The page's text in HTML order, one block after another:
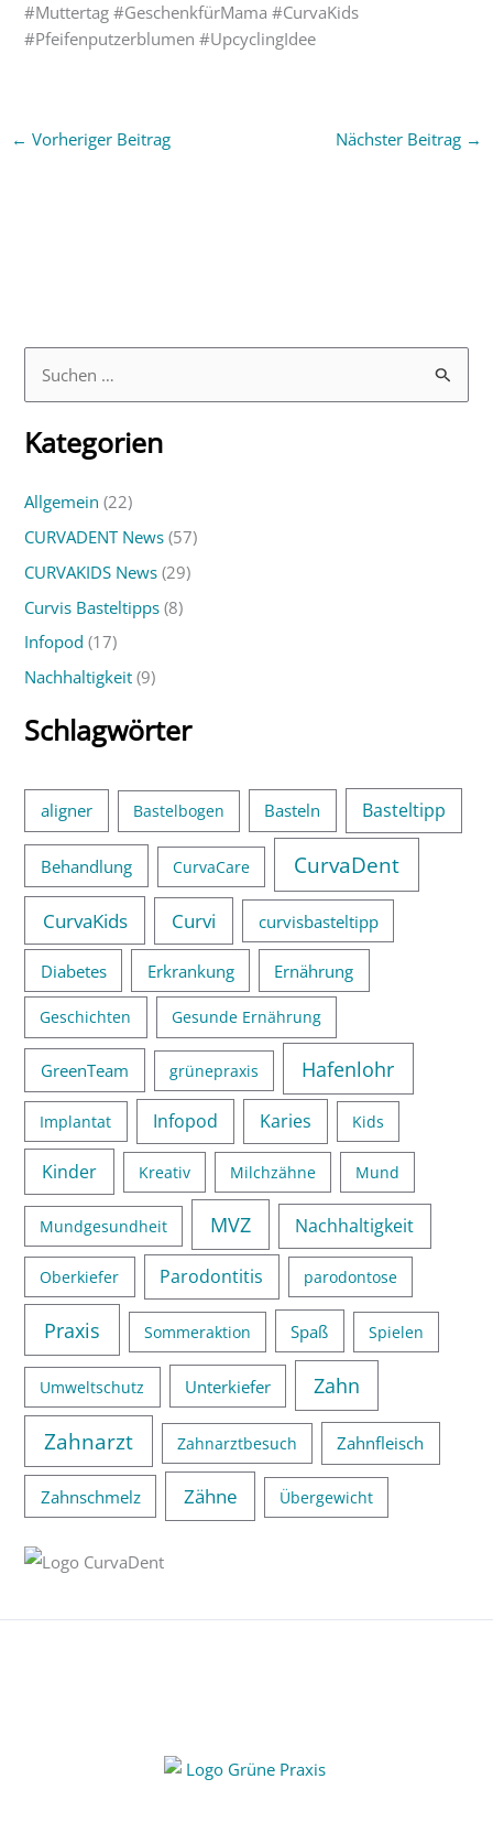
#Muttertag #GeschenkfürMama #CurvaKids
#Pfeifenputzerblumen #UpcyclingIdee
← Vorheriger Beitrag Nächster Beitrag →
u
c
e
n
n
a
c
Kategorien
Allgemein (22)
CURVADENT News (57)
CURVAKIDS News (29)
Curvis Basteltipps (8)
Infopod (17)
Nachhaltigkeit (9)
Schlagwörter
aligner Bastelbogen Basteln Basteltipp
Behandlung CurvaCare CurvaDent
CurvaKids Curvi curvisbasteltipp
Diabetes Erkrankung Ernährung
Geschichten Gesunde Ernährung
GreenTeam grünepraxis Hafenlohr
Implantat Infopod Karies Kids
Kinder Kreativ Milchzähne Mund
Mundgesundheit MVZ Nachhaltigkeit
Oberkiefer Parodontitis parodontose
Praxis Sommeraktion Spaß Spielen
Umweltschutz Unterkiefer Zahn
Zahnarzt Zahnarztbesuch Zahnfleisch
Zahnschmelz Zähne Übergewicht